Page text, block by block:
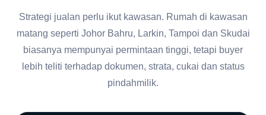
Strategi jualan perlu ikut kawasan. Rumah di kawasan
matang seperti Johor Bahru, Larkin, Tampoi dan Skudai
biasanya mempunyai permintaan tinggi, tetapi buyer
lebih teliti terhadap dokumen, strata, cukai dan status
pindahmilik.